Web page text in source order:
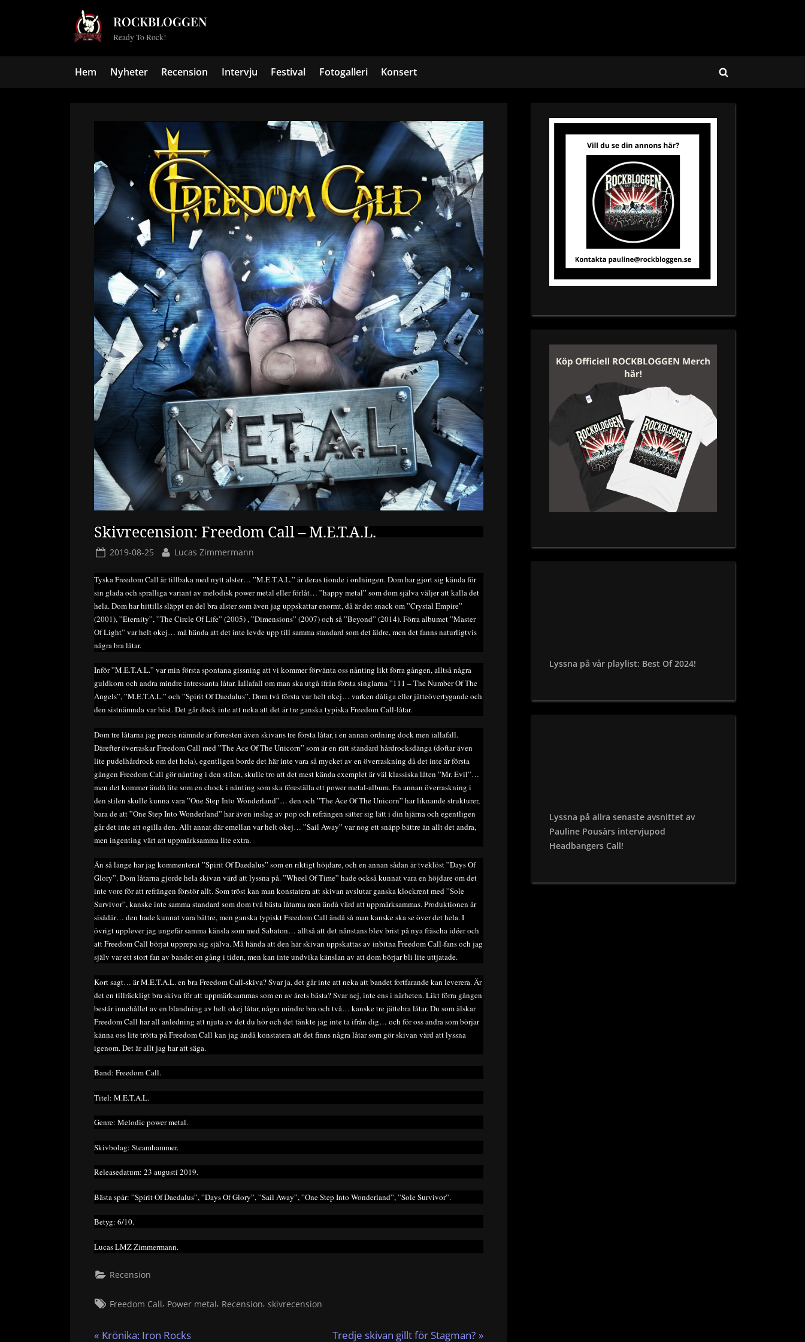
ROCKBLOGGEN
Ready To Rock!
Hem Nyheter Recension Intervju Festival Fotogalleri Konsert
Toggle
Skivrecension: Freedom Call – M.E.T.A.L.
Posted
2019-08-25 By
Lucas Zimmermann
Tyska Freedom Call är tillbaka med nytt alster… ”M.E.T.A.L.” är deras tionde i ordningen. Dom har gjort sig kända för
sin glada och spralliga variant av melodisk power metal eller förlåt… ”happy metal” som dom själva väljer att kalla det
hela. Dom har hittills släppt en del bra alster som även jag uppskattar enormt, då är det snack om ”Crystal Empire”
(2001), ”Eternity”, ”The Circle Of Life” (2005) , ”Dimensions” (2007) och så ”Beyond” (2014). Förra albumet ”Master
Of Light” var helt okej… må hända att det inte levde upp till samma standard som det äldre, men det fanns naturligtvis
några bra låtar.
Inför ”M.E.T.A.L.” var min första spontana gissning att vi kommer förvänta oss nånting likt förra gången, alltså några
guldkorn och andra mindre intressanta låtar. Iallafall om man ska utgå ifrån första singlarna ”111 – The Number Of The
Angels”, ”M.E.T.A.L.” och ”Spirit Of Daedalus”. Dom två första var helt okej… varken dåliga eller jätteövertygande och
den sistnämnda var bäst. Det går dock inte att neka att det är tre ganska typiska Freedom Call-låtar.
Dom tre låtarna jag precis nämnde är förresten även skivans tre första låtar, i en annan ordning dock men iallafall.
Därefter överraskar Freedom Call med ”The Ace Of The Unicorn” som är en rätt standard hårdrocksdänga (doftar även
lite pudelhårdrock om det hela), egentligen borde det här inte vara så mycket av en överraskning då det inte är första
gången Freedom Call gör nånting i den stilen, skulle tro att det mest kända exemplet är väl klassiska låten ”Mr. Evil”…
men det kommer ändå lite som en chock i nånting som ska föreställa ett power metal-album. En annan överraskning i
den stilen skulle kunna vara ”One Step Into Wonderland”… den och ”The Ace Of The Unicorn” har liknande strukturer,
bara de att ”One Step Into Wonderland” har även inslag av pop och refrängen sätter sig lätt i din hjärna och egentligen
går det inte att ogilla den. Allt annat där emellan var helt okej… ”Sail Away” var nog ett snäpp bättre än allt det andra,
men ingenting värt att uppmärksamma lite extra.
Än så länge har jag kommenterat ”Spirit Of Daedalus” som en riktigt höjdare, och en annan sådan är tveklöst ”Days Of
Glory”. Dom låtarna gjorde hela skivan värd att lyssna på. ”Wheel Of Time” hade också kunnat vara en höjdare om det
inte vore för att refrängen förstör allt. Som tröst kan man konstatera att skivan avslutar ganska klockrent med ”Sole
Survivor”, kanske inte samma standard som dom två bästa låtarna men ändå värd att uppmärksammas. Produktionen är
sisådär… den hade kunnat vara bättre, men ganska typiskt Freedom Call ändå så man kanske ska se över det hela. I
övrigt upplever jag ungefär samma känsla som med Sabaton… alltså att det nånstans blev brist på nya fräscha idéer och
att Freedom Call börjat upprepa sig själva. Må hända att den här skivan uppskattas av inbitna Freedom Call-fans och jag
själv var ett stort fan av bandet en gång i tiden, men kan inte undvika känslan av att dom börjar bli lite uttjatade.
Kort sagt… är M.E.T.A.L. en bra Freedom Call-skiva? Svar ja, det går inte att neka att bandet fortfarande kan leverera. Är
det en tillräckligt bra skiva för att uppmärksammas som en av årets bästa? Svar nej, inte ens i närheten. Likt förra gången
består innehållet av en blandning av helt okej låtar, några mindre bra och två… kanske tre jättebra låtar. Du som älskar
Freedom Call har all anledning att njuta av det du hör och det tänkte jag inte ta ifrån dig… och för oss andra som börjar
känna oss lite trötta på Freedom Call kan jag ändå konstatera att det finns några låtar som gör skivan värd att lyssna
igenom. Det är allt jag har att säga.
Band: Freedom Call.
Titel: M.E.T.A.L.
Genre: Melodic power metal.
Skivbolag: Steamhammer.
Releasedatum: 23 augusti 2019.
Bästa spår: ”Spirit Of Daedalus”, ”Days Of Glory”, ”Sail Away”, ”One Step Into Wonderland”, ”Sole Survivor”.
Betyg: 6/10.
Lucas LMZ Zimmermann.
Recension
Tags:
Freedom Call, Power metal, Recension, skivrecension
P
Krönika: Iron Rocks N
Tredje skivan gillt för Stagman?
Lyssna på vår playlist: Best Of 2024!
Lyssna på allra senaste avsnittet av
Pauline Pousàrs intervjupod
Headbangers Call!